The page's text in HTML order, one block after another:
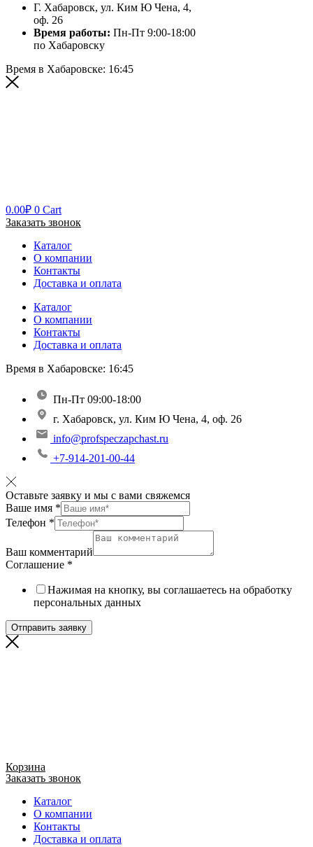
Г. Хабаровск, ул. Ким Ю Чена, 4,
оф. 26
Время работы: Пн-Пт 9:00-18:00
по Хабаровску
Время в Хабаровске: 16:45
0.00₽ 0 Cart
Заказать звонок
Каталог
О компании
Контакты
Доставка и оплата
Каталог
О компании
Контакты
Доставка и оплата
Время в Хабаровске: 16:45
Пн-Пт 09:00-18:00
г. Хабаровск, ул. Ким Ю Чена, 4, оф. 26
info@profspeczapchast.ru
+7-914-201-00-44
Оставьте заявку и мы с вами свяжемся
Ваше имя *
Телефон *
Ваш комментарий
Соглашение *
Нажимая на кнопку, вы соглашаетесь на обработку
персональных данных
Отправить заявку
Корзина
Заказать звонок
Каталог
О компании
Контакты
Доставка и оплата